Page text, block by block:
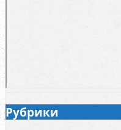
Рубрики